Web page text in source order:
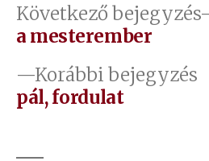
Bejegyzés
navigáció
Korábbi bejegyzés
pál, fordulat
Következő bejegyzés
a mesterember